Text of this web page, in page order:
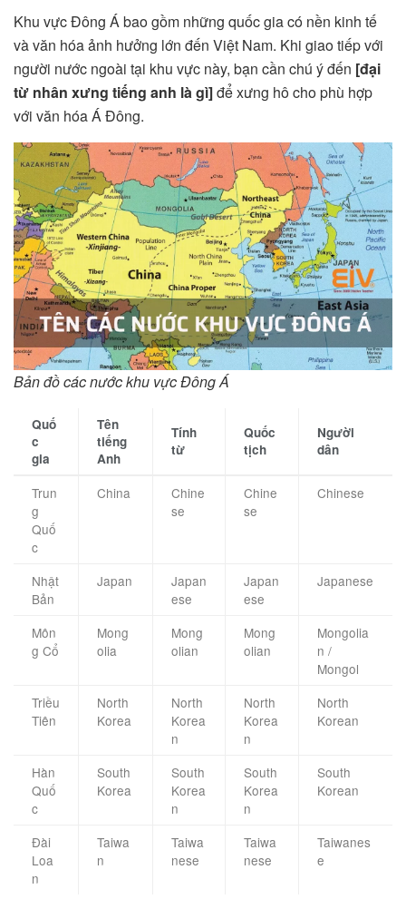
Khu vực Đông Á bao gồm những quốc gia có nền kinh tế
và văn hóa ảnh hưởng lớn đến Việt Nam. Khi giao tiếp với
người nước ngoài tại khu vực này, bạn cần chú ý đến [đại
từ nhân xưng tiếng anh là gì]để xưng hô cho phù hợp
với văn hóa Á Đông.
Bản đồ các nước khu vực Đông Á
Quố
c
gia
Tên
tiếng
Anh
Tính
từ
Quốc
tịch
Người
dân
Trun
g
Quố
c
China
Chine
se
Chine
se
Chinese
Nhật
Bản
Japan
Japan
ese
Japan
ese
Japanese
Môn
g Cổ
Mong
olia
Mong
olian
Mong
olian
Mongolia
n /
Mongol
Triều
Tiên
North
Korea
North
Korea
n
North
Korea
n
North
Korean
Hàn
Quố
c
South
Korea
South
Korea
n
South
Korea
n
South
Korean
Đài
Loa
n
Taiwa
n
Taiwa
nese
Taiwa
nese
Taiwanes
e